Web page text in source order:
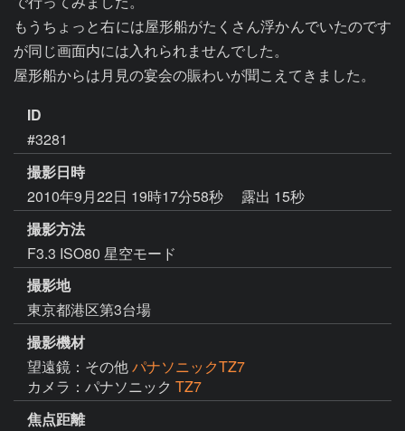
もうちょっと右には屋形船がたくさん浮かんでいたのです
が同じ画面内には入れられませんでした。
屋形船からは月見の宴会の賑わいが聞こえてきました。
ID
#3281
撮影日時
2010年9月22日 19時17分58秒
露出 15秒
撮影方法
F3.3 ISO80 星空モード
撮影地
東京都港区第3台場
撮影機材
望遠鏡：その他パナソニックTZ7
カメラ：パナソニック TZ7
焦点距離